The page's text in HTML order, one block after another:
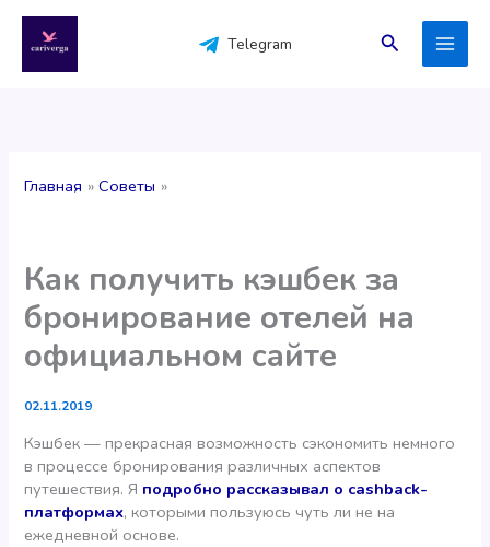
содержимому
Telegram Поиск
Главная Советы
Как получить кэшбек за
бронирование отелей на
официальном сайте
02.11.2019
Кэшбек — прекрасная возможность сэкономить немного
в процессе бронирования различных аспектов
путешествия. Я подробно рассказывал о cashback-
платформах, которыми пользуюсь чуть ли не на
ежедневной основе.